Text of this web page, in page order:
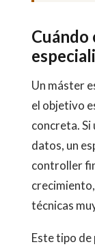
Cuándo
Un máster
el objetivo
concreta. Si
datos, un
controller
técnicas
Este tipo